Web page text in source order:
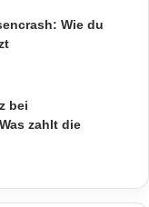
Wie du
bei
zahlt die